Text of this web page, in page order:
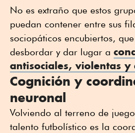
No es extraño que estos
puedan contener entre sus
sociopáticos encubiertos,
desbordar y dar lugar a
antisociales, violentas y
Cognición y
neuronal
Volviendo al terreno de
talento futbolístico es la